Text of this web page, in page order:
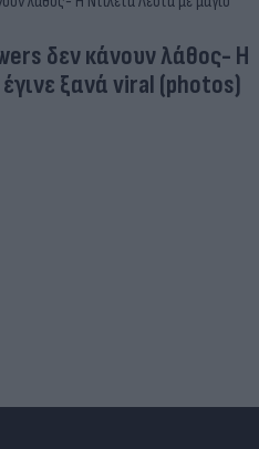
του Σαλάχ -
της Τραμπζονσπόρ